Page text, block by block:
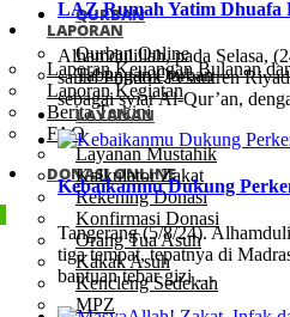
LAPORAN
Laporan Keuangan Bulanan
Laporan Kegiatan
Berita Terkini
FAQ
DONASI ONLINE
QURBAN
Qurban Online
Tabungan Qurban
LAYANAN
Layanan Mustahik
Kalkulator Zakat
Rekening Donasi
Konfirmasi Donasi
Orang Tua Asuh
Kakak Asuh
Kencleng Sedekah
MPZ
LAZ Rumah Yatim Dhuafa
Alhamdulillah, pada Selasa,
santri Pondok Pesantren
sebagai syiar Al-Qur’an,
Kebaikanmu Dukung
Tangerang (5/8/24).
tiga tempat, tepatnya di
bantuan tebar gizi …